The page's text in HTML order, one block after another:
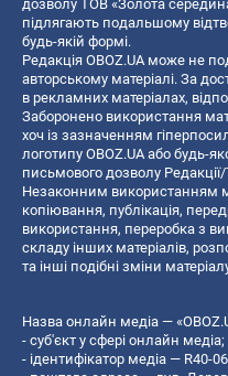
дозволу ТОВ «Золота
підлягають подальшому
будь-якій формі.
Редакція OBOZ.UA може не
авторському матеріалі. За
в рекламних матеріалах,
Заборонено використання
хоч із зазначенням
логотипу OBOZ.UA або будь-
письмового дозволу
Незаконним використанням
копiювання, публiкацiя,
використання, переробка з
складу інших матеріалів,
та інші подібні зміни
Назва онлайн медіа —
- суб'єкт у сфері онлайн медіа;
- ідентифікатор медіа — R40-